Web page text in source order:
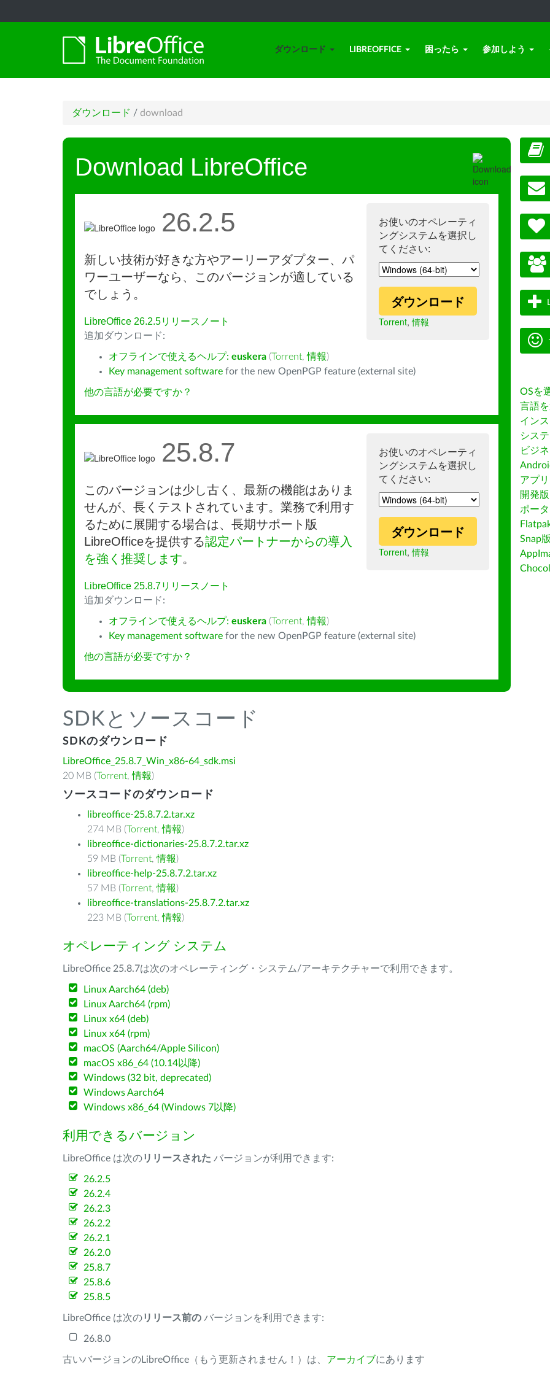
ダウンロード LIBREOFFICE 困ったら 参加しよう
ダウンロード / download
Download LibreOffice
お使いのオペレーティ
ングシステムを選択し
てください:
ダウンロード
Torrent,情報
26.2.5
新しい技術が好きな方やアーリーアダプター、パ
ワーユーザーなら、このバージョンが適している
でしょう。
LibreOffice 26.2.5リリースノート
追加ダウンロード:
オフラインで使えるヘルプ: euskera (Torrent,情報)
Key management software for the new OpenPGP feature (external site)
他の言語が必要ですか？
お使いのオペレーティ
ングシステムを選択し
てください:
ダウンロード
Torrent,情報
25.8.7
このバージョンは少し古く、最新の機能はありま
せんが、長くテストされています。業務で利用す
るために展開する場合は、長期サポート版
LibreOfficeを提供する認定パートナーからの導入
を強く推奨します。
LibreOffice 25.8.7リリースノート
追加ダウンロード:
オフラインで使えるヘルプ: euskera (Torrent,情報)
Key management software for the new OpenPGP feature (external site)
他の言語が必要ですか？
SDKとソースコード
SDKのダウンロード
LibreOffice_25.8.7_Win_x86-64_sdk.msi
20 MB (Torrent,情報)
ソースコードのダウンロード
libreoffice-25.8.7.2.tar.xz
274 MB (Torrent,情報)
libreoffice-dictionaries-25.8.7.2.tar.xz
59 MB (Torrent,情報)
libreoffice-help-25.8.7.2.tar.xz
57 MB (Torrent,情報)
libreoffice-translations-25.8.7.2.tar.xz
223 MB (Torrent,情報)
オペレーティング システム
LibreOffice 25.8.7は次のオペレーティング・システム/アーキテクチャーで利用できます。
Linux Aarch64 (deb)
Linux Aarch64 (rpm)
Linux x64 (deb)
Linux x64 (rpm)
macOS (Aarch64/Apple Silicon)
macOS x86_64 (10.14以降)
Windows (32 bit, deprecated)
Windows Aarch64
Windows x86_64 (Windows 7以降)
利用できるバージョン
LibreOffice は次のリリースされた バージョンが利用できます:
26.2.5
26.2.4
26.2.3
26.2.2
26.2.1
26.2.0
25.8.7
25.8.6
25.8.5
LibreOffice は次のリリース前の バージョンを利用できます:
26.8.0
古いバージョンのLibreOffice（もう更新されません！）は、 アーカイブにあります
OSを
言語
イン
シス
ビジ
アプ
開発版
ポー
Snap版